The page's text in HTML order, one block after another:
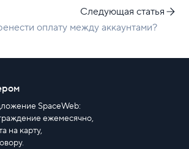
Следующая статья
оплату между аккаунтами?
SpaceWeb:
ежемесячно,
на карту,